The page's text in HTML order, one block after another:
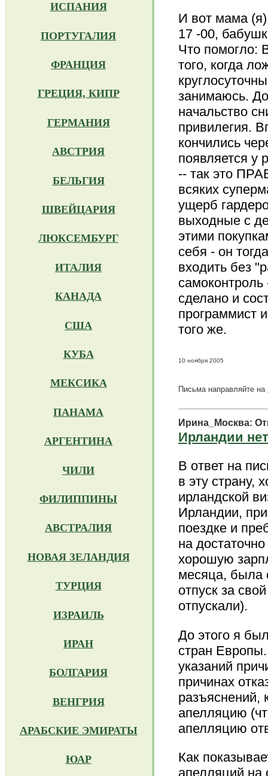
ИСПАНИЯ
ПОРТУГАЛИЯ
ФРАНЦИЯ
ГРЕЦИЯ, КИПР
ГЕРМАНИЯ
АВСТРИЯ
БЕЛЬГИЯ
ШВЕЙЦАРИЯ
ЛЮКСЕМБУРГ
ИТАЛИЯ
КАНАДА
США
КУБА
МЕКСИКА
ПАНАМА
АРГЕНТИНА
ЧИЛИ
ФИЛИППИНЫ
АВСТРАЛИЯ
НОВАЯ ЗЕЛАНДИЯ
ТУРЦИЯ
ИЗРАИЛЬ
ИРАН
БОЛГАРИЯ
ВЕНГРИЯ
АРАБСКИЕ ЭМИРАТЫ
ЮАР
И вот мама
17 -00,
Что помогло:
того, когда
занимаюсь.
начальство
привилегия.
кончились
появляется у
-- так это
всяких
ущерб
выходные с
этими
себя - он
входить без
сделано и
программист
того же.
10 ноября 2005
Письма направляйте на
Ирина_Москва:
Ирландии
В ответ на
в эту страну,
ирландской
Ирландии,
поездке и
на
хорошую
месяца, была
отпуск за
отпускали).
До этого я
стран
указаний
причинах
разъяснений,
апелляцию
апелляцию
Как
апелляций на